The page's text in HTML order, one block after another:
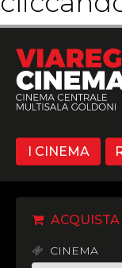
I CINEMA
CINEMA